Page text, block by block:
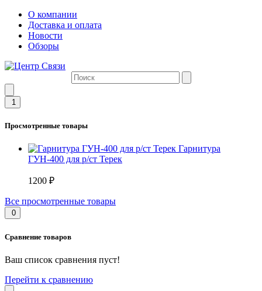
О компании
Доставка и оплата
Новости
Обзоры
1
Просмотренные товары
Гарнитура
ГУН-400 для р/ст Терек
1200 ₽
Все просмотренные товары
0
Сравнение товаров
Ваш список сравнения пуст!
Перейти к сравнению